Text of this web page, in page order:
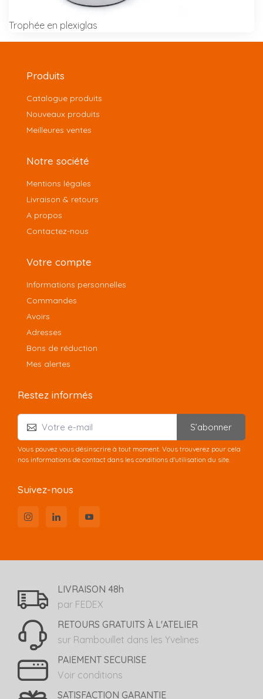
Trophée en plexiglas
Produits
Catalogue produits
Nouveaux produits
Meilleures ventes
Notre société
Mentions légales
Livraison & retours
A propos
Contactez-nous
Votre compte
Informations personnelles
Commandes
Avoirs
Adresses
Bons de réduction
Mes alertes
Restez informés
S’abonner
Vous pouvez vous désinscrire à tout moment. Vous trouverez pour cela
nos informations de contact dans les conditions d'utilisation du site.
Suivez-nous
LIVRAISON 48h
par FEDEX
RETOURS GRATUITS À L'ATELIER
sur Rambouillet dans les Yvelines
PAIEMENT SECURISE
Voir conditions
SATISFACTION GARANTIE